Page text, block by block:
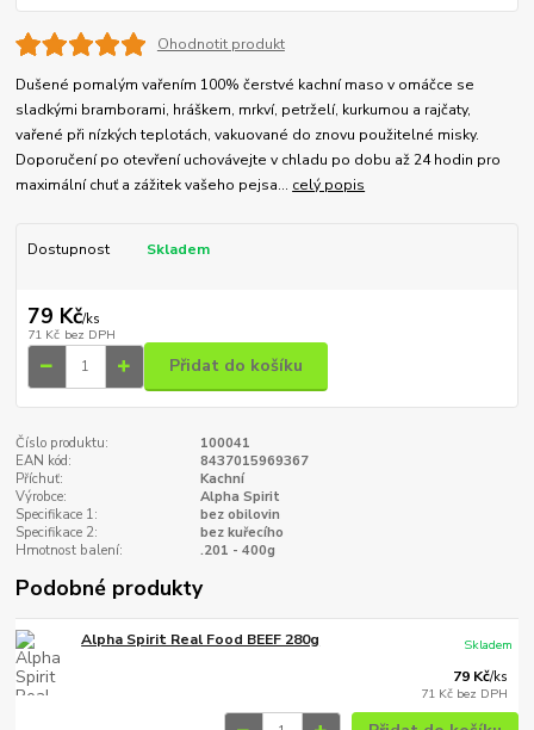
Ohodnotit produkt
Dušené pomalým vařením 100% čerstvé kachní maso v omáčce se
sladkými bramborami, hráškem, mrkví, petrželí, kurkumou a rajčaty,
vařené při nízkých teplotách, vakuované do znovu použitelné misky.
Doporučení po otevření uchovávejte v chladu po dobu až 24 hodin pro
maximální chuť a zážitek vašeho pejsa... celý popis
Dostupnost Skladem
79 Kč/ks
71 Kč bez DPH
Přidat do košíku
Číslo produktu:
100041
EAN kód:
8437015969367
Příchuť:
Kachní
Výrobce:
Alpha Spirit
Specifikace 1:
bez obilovin
Specifikace 2:
bez kuřecího
Hmotnost balení:
.201 - 400g
Podobné produkty
Alpha Spirit Real Food BEEF 280g
79 Kč/ks
71 Kč bez DPH
Skladem